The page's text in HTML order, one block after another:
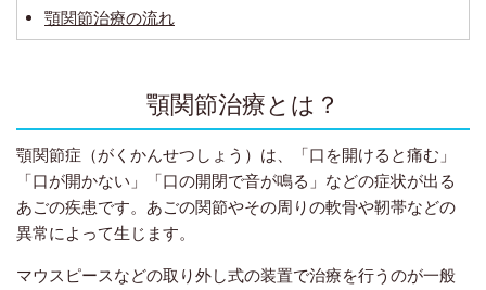
顎関節治療の流れ
顎関節治療とは？
顎関節症（がくかんせつしょう）は、「口を開けると痛む」
「口が開かない」「口の開閉で音が鳴る」などの症状が出る
あごの疾患です。あごの関節やその周りの軟骨や靭帯などの
異常によって生じます。
マウスピースなどの取り外し式の装置で治療を行うのが一般